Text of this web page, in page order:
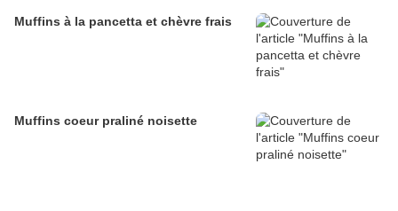
Muffins à la pancetta et chèvre frais
Muffins coeur praliné noisette